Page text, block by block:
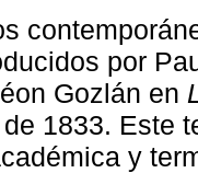
por
Gozlán en
1833. Este
y